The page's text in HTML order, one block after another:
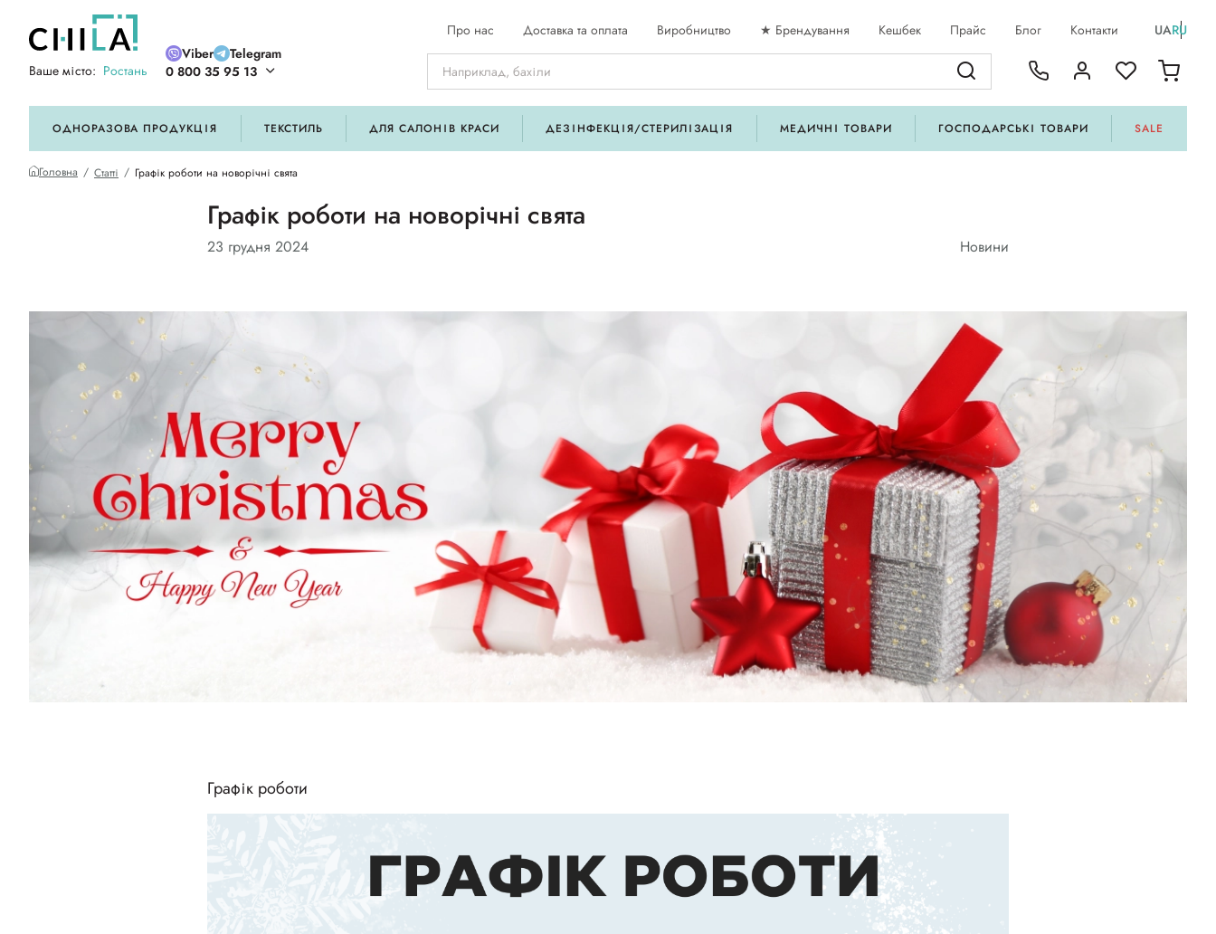
Ваше місто: Ростань
Viber
Telegram
0 800 35 95 13
Про нас Доставка та оплата Виробництво ★ Брендування Кешбек Прайс Блог Контакти UARU
ОДНОРАЗОВА ПРОДУКЦІЯ ТЕКСТИЛЬ ДЛЯ САЛОНІВ КРАСИ ДЕЗІНФЕКЦІЯ/СТЕРИЛІЗАЦІЯ МЕДИЧНІ ТОВАРИ ГОСПОДАРСЬКІ ТОВАРИ SALE
Головна Статті Графік роботи на новорічні свята
Графік роботи на новорічні свята
23 грудня 2024 Новини
Графік роботи